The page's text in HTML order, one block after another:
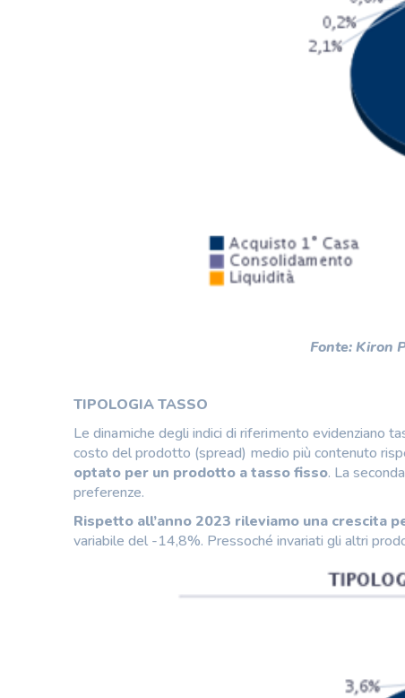
Fonte: Kiron
TIPOLOGIA TASSO
Le dinamiche degli indici di riferimento evidenziano
costo del prodotto (spread) medio più contenuto
optato per un prodotto a tasso fisso. La
preferenze.
Rispetto all’anno 2023 rileviamo una crescita
variabile del -14,8%. Pressoché invariati gli altri